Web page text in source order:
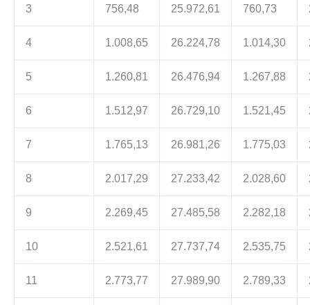
3 756,48 25.972,61 760,73
4 1.008,65 26.224,78 1.014,30
5 1.260,81 26.476,94 1.267,88
6 1.512,97 26.729,10 1.521,45
7 1.765,13 26.981,26 1.775,03
8 2.017,29 27.233,42 2.028,60
9 2.269,45 27.485,58 2.282,18
10 2.521,61 27.737,74 2.535,75
11 2.773,77 27.989,90 2.789,33